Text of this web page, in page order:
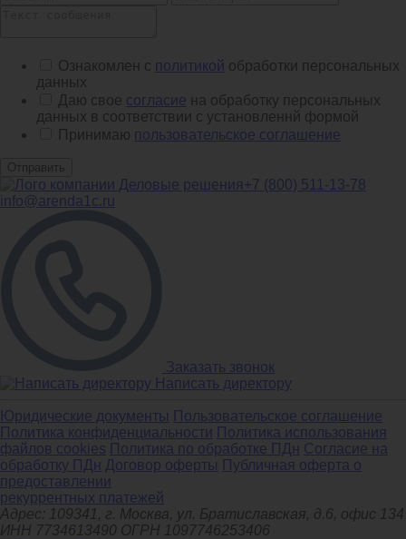
Ознакомлен с политикой обработки персональных
данных
Даю свое согласие на обработку персональных
данных в соответствии с установленнй формой
Принимаю пользовательское соглашение
Отправить
+7 (800) 511-13-78
info@arenda1c.ru
Заказать звонок
Написать директору
Юридические документы Пользовательское соглашение
Политика конфиденциальности Политика использования
файлов cookies Политика по обработке ПДн Cогласие на
обработку ПДн Договор оферты Публичная оферта о
предоставлении
рекуррентных платежей
Адрес: 109341, г. Москва, ул. Братиславская, д.6, офис 134
ИНН 7734613490 ОГРН 1097746253406